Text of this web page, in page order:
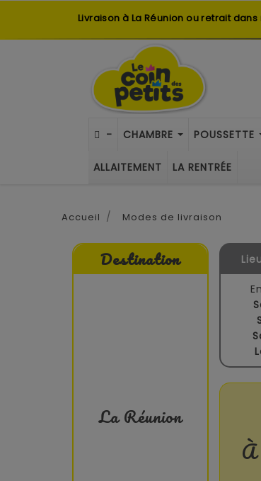
Livraison à La Réunion ou retrait dans
- CHAMBRE POUSSETTE
ALLAITEMENT LA RENTRÉE
Accueil Modes de livraison
Destination
La Réunion